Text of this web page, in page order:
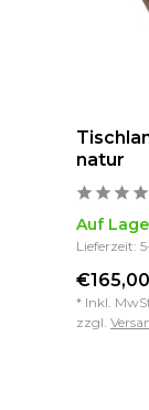
natur
Auf
Lieferzeit:
* Inkl.
zzgl.